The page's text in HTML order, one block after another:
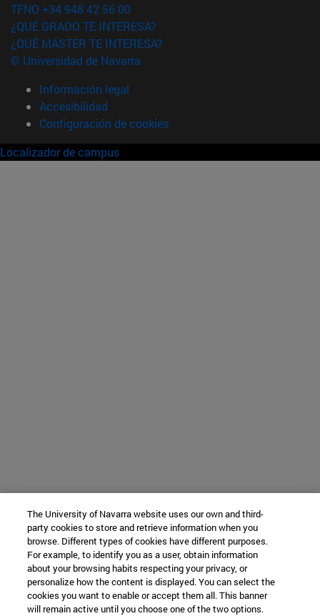
TFNO +34 948 42 56 00
¿QUÉ GRADO TE INTERESA?
¿QUÉ MÁSTER TE INTERESA?
© Universidad de Navarra
Información legal
Accesibilidad
Configuración de cookies
Localizador de campus
The University of Navarra website uses our own and third-
party cookies to store and retrieve information when you
browse. Different types of cookies have different purposes.
For example, to identify you as a user, obtain information
about your browsing habits respecting your privacy, or
personalize how the content is displayed. You can select the
cookies you want to enable or accept them all. This banner
will remain active until you choose one of the two options.